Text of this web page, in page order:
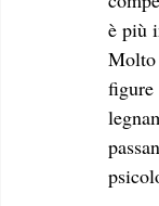
è più
Molto